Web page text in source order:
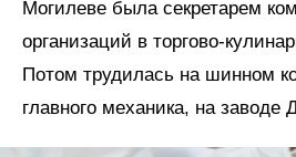
Могилеве была секретарем
организаций в торгово-
Потом трудилась на шинном
главного механика, на заводе